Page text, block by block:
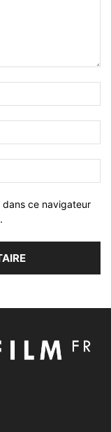
dans ce navigateur